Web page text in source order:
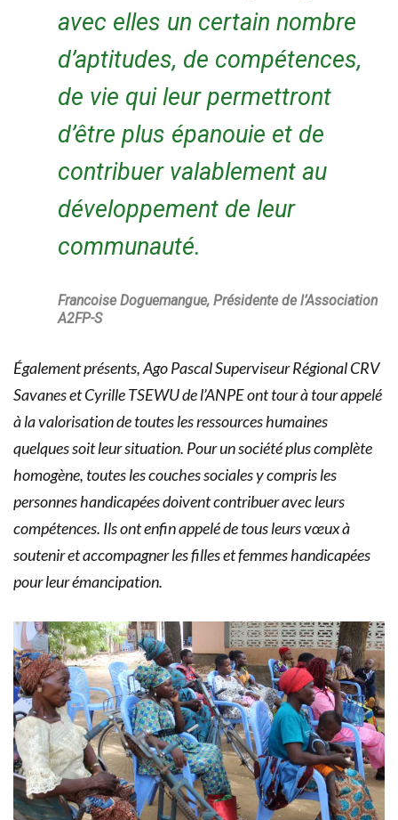
avec elles un certain nombre
d’aptitudes, de compétences,
de vie qui leur permettront
d’être plus épanouie et de
contribuer valablement au
développement de leur
communauté.
Francoise Doguemangue, Présidente de l’Association
A2FP-S
Également présents, Ago Pascal Superviseur Régional CRV
Savanes et Cyrille TSEWU de l’ANPE ont tour à tour appelé
à la valorisation de toutes les ressources humaines
quelques soit leur situation. Pour un société plus complète
homogène, toutes les couches sociales y compris les
personnes handicapées doivent contribuer avec leurs
compétences. Ils ont enfin appelé de tous leurs vœux à
soutenir et accompagner les filles et femmes handicapées
pour leur émancipation.